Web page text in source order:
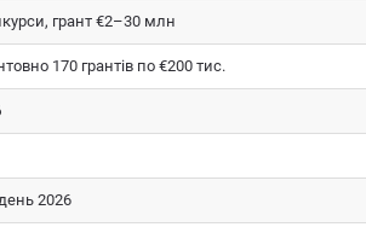
грант €2–30 млн
170 грантів по €200 тис.
2026